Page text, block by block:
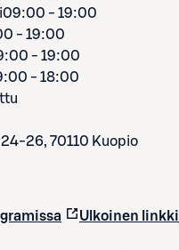
09:00 - 19:00
- 19:00
- 19:00
- 18:00
26, 70110 Kuopio
Ulkoinen linkki